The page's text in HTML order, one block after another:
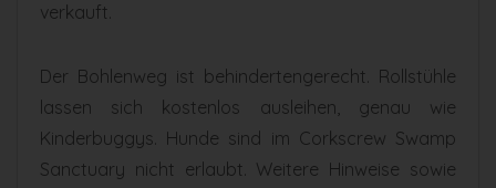
verkauft.
Der Bohlenweg ist behindertengerecht. Rollstühle
lassen sich kostenlos ausleihen, genau wie
Kinderbuggys. Hunde sind im Corkscrew Swamp
Sanctuary nicht erlaubt. Weitere Hinweise sowie